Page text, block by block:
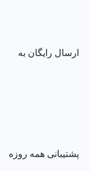
ارسال رایگان به
پشتیبانی همه روزه